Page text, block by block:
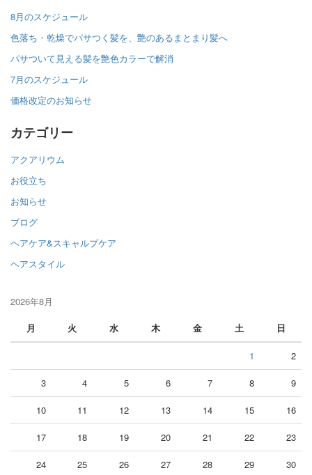
8月のスケジュール
色落ち・乾燥でパサつく髪を、艶のあるまとまり髪へ
パサついて見える髪を艶色カラーで解消
7月のスケジュール
価格改定のお知らせ
カテゴリー
アクアリウム
お役立ち
お知らせ
ブログ
ヘアケア&スキャルプケア
ヘアスタイル
2026年8月
月
火 水 木 金 土 日
1 2
3 4 5 6 7 8 9
10 11 12 13 14 15 16
17 18 19 20 21 22 23
24 25 26 27 28 29 30